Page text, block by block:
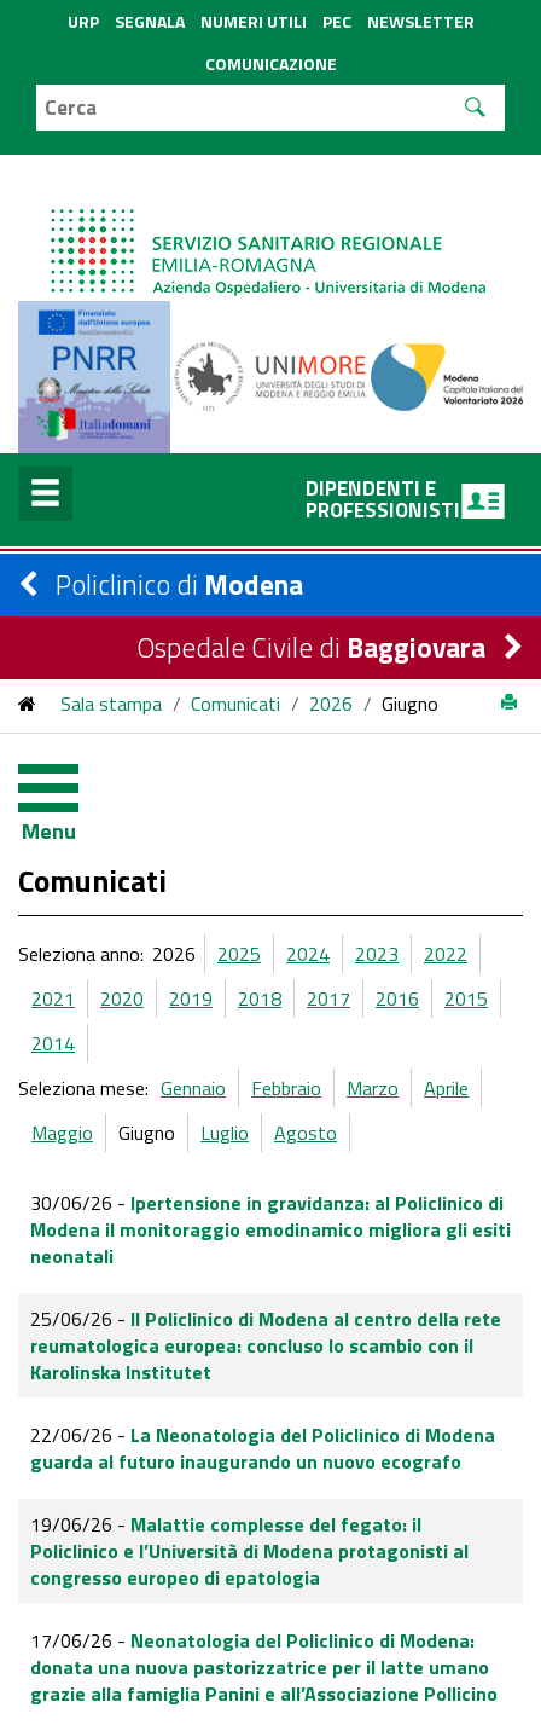
URP SEGNALA NUMERI UTILI PEC
NEWSLETTER
COMUNICAZIONE
DIPENDENTI E
PROFESSIONISTI
Policlinico di Modena
Ospedale Civile di Baggiovara
Sala stampa / Comunicati / 2026 / Giugno
Menu
Comunicati
Seleziona anno: 2026 2025 2024 2023
2022
2021
2020 2019 2018 2017 2016
2015
2014
Seleziona mese: Gennaio Febbraio Marzo
Aprile
Maggio
Giugno Luglio Agosto
30/06/26 - Ipertensione in gravidanza: al Policlinico di
Modena il monitoraggio emodinamico migliora gli esiti
neonatali
25/06/26 - Il Policlinico di Modena al centro della rete
reumatologica europea: concluso lo scambio con il
Karolinska Institutet
22/06/26 - La Neonatologia del Policlinico di Modena
guarda al futuro inaugurando un nuovo ecografo
19/06/26 - Malattie complesse del fegato: il
Policlinico e l’Università di Modena protagonisti al
congresso europeo di epatologia
17/06/26 - Neonatologia del Policlinico di Modena:
donata una nuova pastorizzatrice per il latte umano
grazie alla famiglia Panini e all’Associazione Pollicino